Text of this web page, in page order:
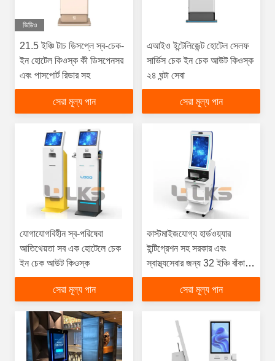
ভিডিও
21.5 ইঞ্চি টাচ ডিসপ্লে স্ব-চেক-
ইন হোটেল কিওস্ক কী ডিসপেনসর
এবং পাসপোর্ট রিডার সহ
সেরা মূল্য পান
এআইও ইন্টেলিজেন্ট হোটেল সেলফ
সার্ভিস চেক ইন চেক আউট কিওস্ক
২৪ ঘন্টা সেবা
সেরা মূল্য পান
যোগাযোগবিহীন স্ব-পরিষেবা
আতিথেয়তা সব এক হোটেলে চেক
ইন চেক আউট কিওস্ক
সেরা মূল্য পান
কাস্টমাইজযোগ্য হার্ডওয়্যার
ইন্টিগ্রেশন সহ সরকার এবং
স্বাস্থ্যসেবার জন্য 32 ইঞ্চি বাঁকা
স্ক্রিন সেলফ সার্ভিস কিওস্ক
সেরা মূল্য পান